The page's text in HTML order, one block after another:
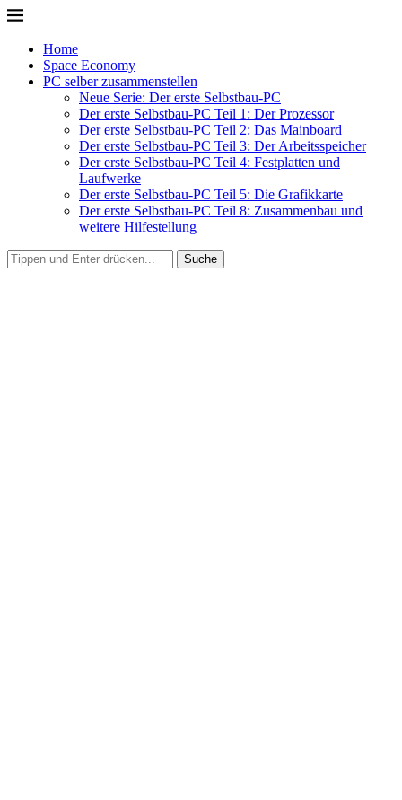
Home
Space Economy
PC selber zusammenstellen
Neue Serie: Der erste Selbstbau-PC
Der erste Selbstbau-PC Teil 1: Der Prozessor
Der erste Selbstbau-PC Teil 2: Das Mainboard
Der erste Selbstbau-PC Teil 3: Der Arbeitsspeicher
Der erste Selbstbau-PC Teil 4: Festplatten und
Laufwerke
Der erste Selbstbau-PC Teil 5: Die Grafikkarte
Der erste Selbstbau-PC Teil 8: Zusammenbau und
weitere Hilfestellung
Suche